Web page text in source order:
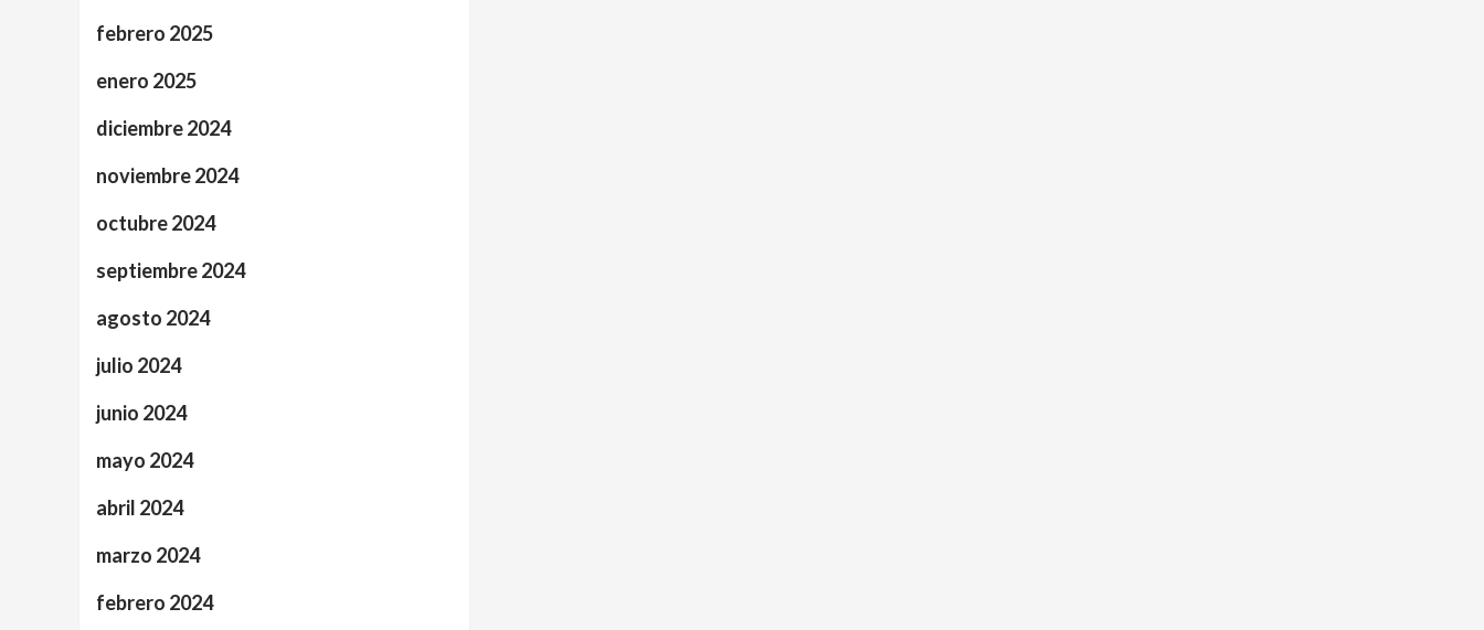
febrero 2025
enero 2025
diciembre 2024
noviembre 2024
octubre 2024
septiembre 2024
agosto 2024
julio 2024
junio 2024
mayo 2024
abril 2024
marzo 2024
febrero 2024